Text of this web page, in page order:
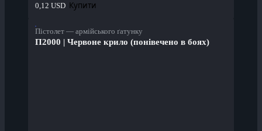
0,12 USD Купити
Пістолет — армійського ґатунку
П2000 | Червоне крило (понівечено в боях)